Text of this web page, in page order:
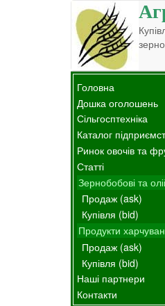
Головна
Дошка оголошень
Сільгосптехніка
Каталог
Ринок овочів та
Статті
Зернобобові та
Продаж (ask)
Купівля (bid)
Продукти
Продаж (ask)
Купівля (bid)
Наші партнери
Контакти